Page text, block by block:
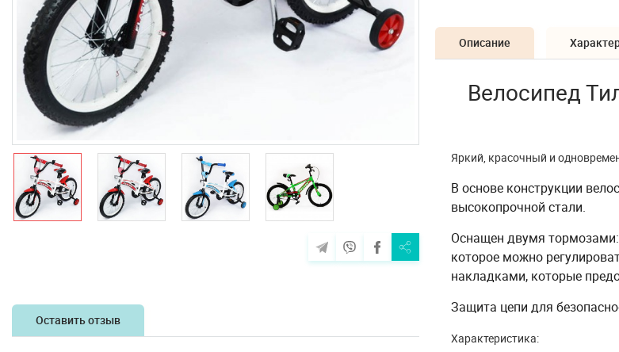
Оставить отзыв
Описание
Велосипед
Яркий, красочный и
В основе конструкции
высокопрочной стали.
Оснащен двумя
которое можно
накладками, которые
Защита цепи для
Характеристика: